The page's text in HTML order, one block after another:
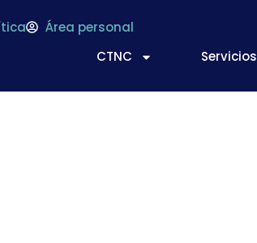
Área personal
CTNC
Servicios